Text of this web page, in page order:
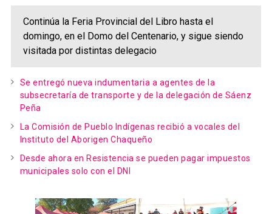
Continúa la Feria Provincial del Libro hasta el
domingo, en el Domo del Centenario, y sigue siendo
visitada por distintas delegacio
Se entregó nueva indumentaria a agentes de la
subsecretaría de transporte y de la delegación de Sáenz
Peña
La Comisión de Pueblo Indígenas recibió a vocales del
Instituto del Aborigen Chaqueño
Desde ahora en Resistencia se pueden pagar impuestos
municipales solo con el DNI